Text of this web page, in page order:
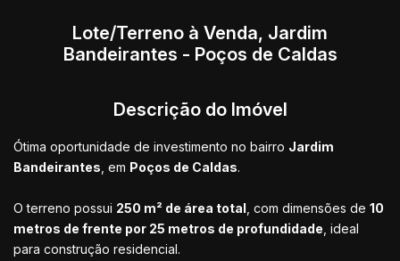
Lote/Terreno à Venda, Jardim
Bandeirantes - Poços de Caldas
Descrição do Imóvel
Ótima oportunidade de investimento no bairro Jardim
Bandeirantes , em Poços de Caldas.
O terreno possui 250 m² de área total , com dimensões de 10
metros de frente por 25 metros de profundidade , ideal
para construção residencial.